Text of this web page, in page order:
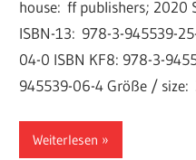
house: ff publishers; 2020
ISBN-13: 978-3-945539-
04-0 ISBN KF8: 978-3-
945539-06-4 Größe / size:
Weiterlesen